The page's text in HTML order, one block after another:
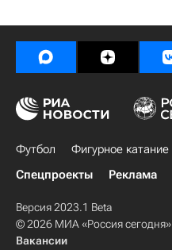
Футбол Фигурное катание
Спецпроекты
Реклама
Версия 2023.1 Beta
© 2026 МИА «Россия сегодня»
Вакансии